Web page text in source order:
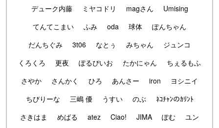
デューク内藤
ミヤコドリ magさん
Umising
てんてこまい
ふみ oda 球体
ぽんちゃん
だんちぐみ
3t06 なとぅ みちゃん
ジュンコ
くろくろ
更夜 ぽるぴいお たかにゃん
ちぇるもふ
さやか
さんかく ひろ あんさー iron
ヨシニイ
ちびりーな
三嶋 優 うすい のぶ
ﾈｺﾁｬﾝのｶﾘﾝﾄ
さきはま
めばる atez Ciao! JIMA ぽむ
ユン